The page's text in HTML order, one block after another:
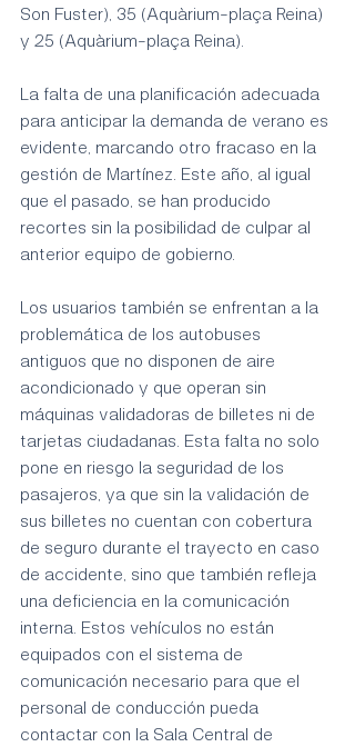
Son Fuster), 35 (Aquàrium-plaça Reina)
y 25 (Aquàrium-plaça Reina).
La falta de una planificación adecuada
para anticipar la demanda de verano es
evidente, marcando otro fracaso en la
gestión de Martínez. Este año, al igual
que el pasado, se han producido
recortes sin la posibilidad de culpar al
anterior equipo de gobierno.
Los usuarios también se enfrentan a la
problemática de los autobuses
antiguos que no disponen de aire
acondicionado y que operan sin
máquinas validadoras de billetes ni de
tarjetas ciudadanas. Esta falta no solo
pone en riesgo la seguridad de los
pasajeros, ya que sin la validación de
sus billetes no cuentan con cobertura
de seguro durante el trayecto en caso
de accidente, sino que también refleja
una deficiencia en la comunicación
interna. Estos vehículos no están
equipados con el sistema de
comunicación necesario para que el
personal de conducción pueda
contactar con la Sala Central de